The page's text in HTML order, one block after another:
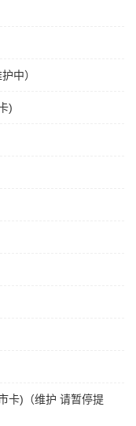
中）
)
卡)（维护 请暂停提